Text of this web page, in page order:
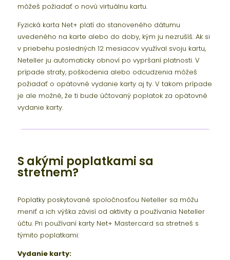
môžeš požiadať o novú virtuálnu kartu.
Fyzická karta Net+ platí do stanoveného dátumu
uvedeného na karte alebo do doby, kým ju nezrušíš. Ak si
v priebehu posledných 12 mesiacov využíval svoju kartu,
Neteller ju automaticky obnoví po vypršaní platnosti. V
prípade straty, poškodenia alebo odcudzenia môžeš
požiadať o opätovné vydanie karty aj ty. V takom prípade
je ale možné, že ti bude účtovaný poplatok za opätovné
vydanie karty.
S akými poplatkami sa
stretnem?
Poplatky poskytované spoločnosťou Neteller sa môžu
meniť a ich výška závisí od aktivity a používania Neteller
účtu. Pri používaní karty Net+ Mastercard sa stretneš s
týmito poplatkami:
Vydanie karty: